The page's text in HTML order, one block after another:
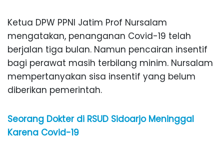
Ketua DPW PPNI Jatim Prof Nursalam
mengatakan, penanganan Covid-19 telah
berjalan tiga bulan. Namun pencairan insentif
bagi perawat masih terbilang minim. Nursalam
mempertanyakan sisa insentif yang belum
diberikan pemerintah.
Seorang Dokter di RSUD Sidoarjo Meninggal
Karena Covid-19